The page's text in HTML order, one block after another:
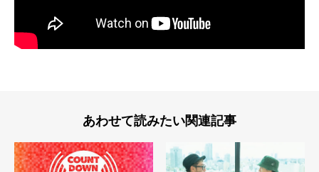
あわせて読みたい関連記事